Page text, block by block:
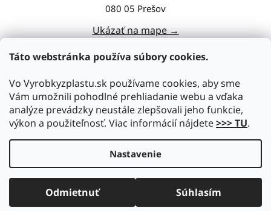
Táto webstránka používa súbory cookies.
Vo Vyrobkyzplastu.sk používame cookies, aby sme
Vám umožnili pohodlné prehliadanie webu a vďaka
analýze prevádzky neustále zlepšovali jeho funkcie,
výkon a použiteľnosť. Viac informácií nájdete>>> TU.
Nastavenie
Odmietnuť Súhlasím
080 05 Prešov
Ukázať na mape →
Copyright 2026Vyrobkyzplastu.sk. Všetky práva